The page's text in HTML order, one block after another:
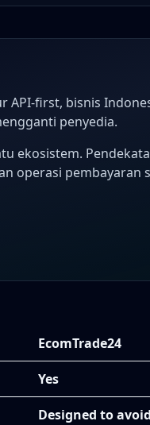
API-first, bisnis
penyedia.
ekosistem.
operasi pembayaran
EcomTrade24
Yes
Designed to